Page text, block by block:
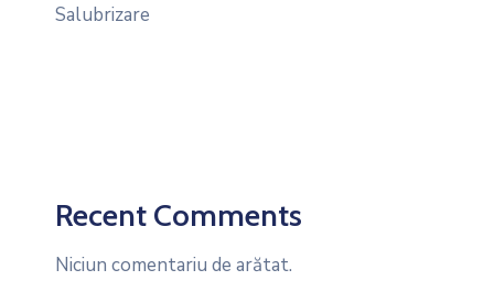
Salubrizare
Recent Comments
Niciun comentariu de arătat.